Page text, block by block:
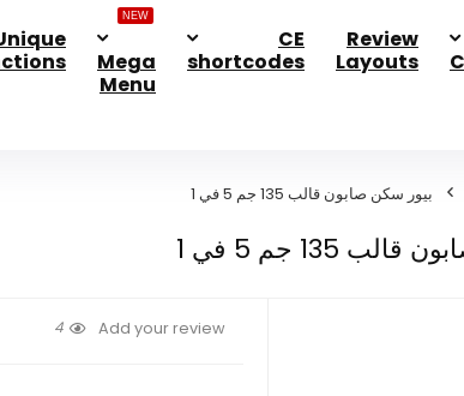
Review
Layouts
CE
shortcodes
Mega
Menu
NEW
بيور سكن صابون قالب 135 جم 5 في 1
135 جم 5 في 1
Add your review
4